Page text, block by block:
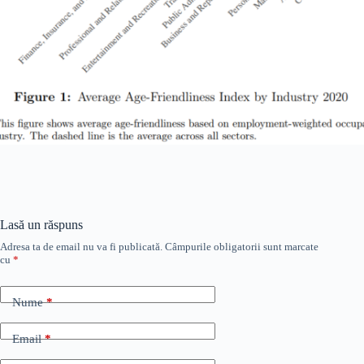
Lasă un răspuns
Adresa ta de email nu va fi publicată. Câmpurile obligatorii sunt marcate
cu *
Nume*
Email*